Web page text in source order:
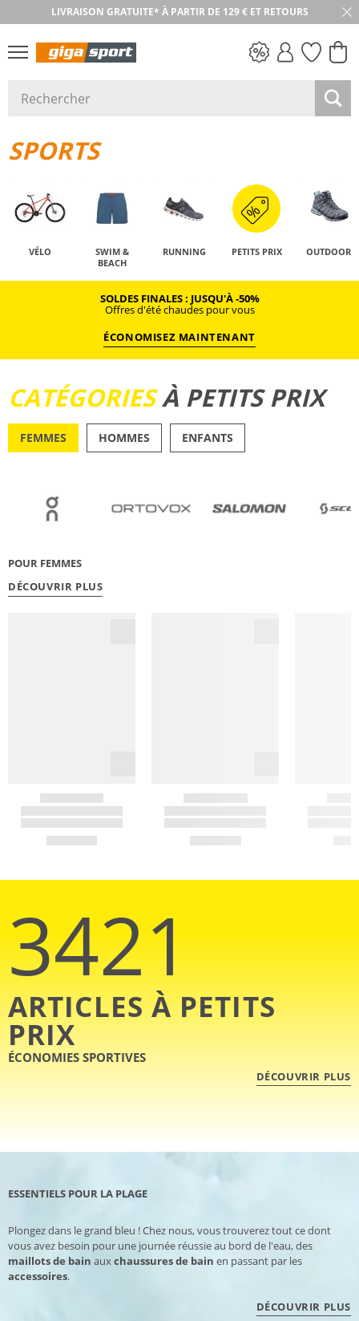
LIVRAISON GRATUITE* À PARTIR DE 129 € ET RETOURS
RETOUR SOUS 30 JOURS
SPORTS
VÉLO
SWIM &
BEACH
RUNNING PETITS PRIX OUTDOOR
SOLDES FINALES : JUSQU'À -50%
Offres d'été chaudes pour vous
ÉCONOMISEZ MAINTENANT
CATÉGORIESÀ PETITS PRIX
FEMMES HOMMES ENFANTS
POUR FEMMES
DÉCOUVRIR PLUS
3421
ARTICLES À PETITS
PRIX
ÉCONOMIES SPORTIVES
DÉCOUVRIR PLUS
ESSENTIELS POUR LA PLAGE
Plongez dans le grand bleu ! Chez nous, vous trouverez tout ce dont
vous avez besoin pour une journée réussie au bord de l'eau, des
maillots de bain auxchaussures de bain en passant par les
accessoires.
DÉCOUVRIR PLUS